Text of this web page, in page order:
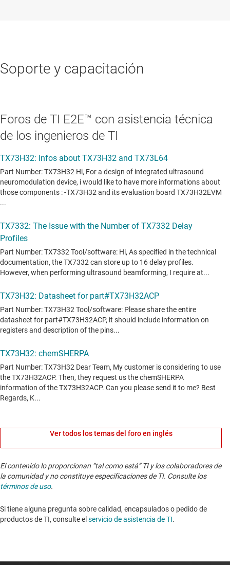
Soporte y capacitación
Foros de TI E2E™ con asistencia técnica
de los ingenieros de TI
Ver todos los temas del foro en inglés
El contenido lo proporcionan “tal como está” TI y los colaboradores de
la comunidad y no constituye especificaciones de TI. Consulte los
términos de uso.
Si tiene alguna pregunta sobre calidad, encapsulados o pedido de
productos de TI, consulte el servicio de asistencia de TI. ​​​​​​​​​​​​​​